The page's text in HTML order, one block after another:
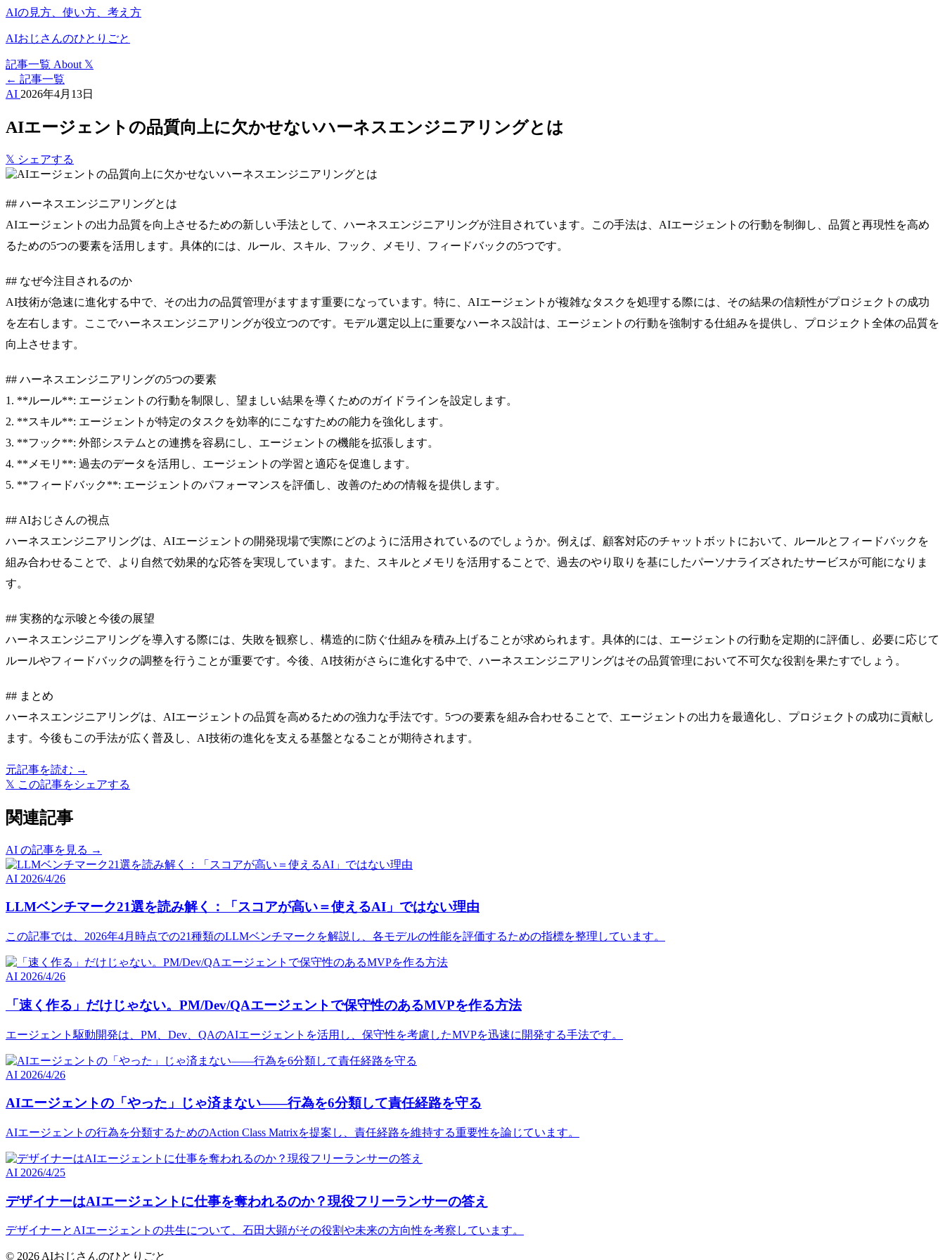
AIの見方、使い方、考え方
AIおじさんのひとりごと
記事一覧 About 𝕏
← 記事一覧
AI 2026年4月13日
AIエージェントの品質向上に欠かせないハーネスエンジニアリングとは
𝕏 シェアする
## ハーネスエンジニアリングとは
AIエージェントの出力品質を向上させるための新しい手法として、ハーネスエンジニアリングが注目されています。この手法は、AIエージェントの行動を制御し、品質と再現性を高め
るための5つの要素を活用します。具体的には、ルール、スキル、フック、メモリ、フィードバックの5つです。
## なぜ今注目されるのか
AI技術が急速に進化する中で、その出力の品質管理がますます重要になっています。特に、AIエージェントが複雑なタスクを処理する際には、その結果の信頼性がプロジェクトの成功
を左右します。ここでハーネスエンジニアリングが役立つのです。モデル選定以上に重要なハーネス設計は、エージェントの行動を強制する仕組みを提供し、プロジェクト全体の品質を
向上させます。
## ハーネスエンジニアリングの5つの要素
1. **ルール**: エージェントの行動を制限し、望ましい結果を導くためのガイドラインを設定します。
2. **スキル**: エージェントが特定のタスクを効率的にこなすための能力を強化します。
3. **フック**: 外部システムとの連携を容易にし、エージェントの機能を拡張します。
4. **メモリ**: 過去のデータを活用し、エージェントの学習と適応を促進します。
5. **フィードバック**: エージェントのパフォーマンスを評価し、改善のための情報を提供します。
## AIおじさんの視点
ハーネスエンジニアリングは、AIエージェントの開発現場で実際にどのように活用されているのでしょうか。例えば、顧客対応のチャットボットにおいて、ルールとフィードバックを
組み合わせることで、より自然で効果的な応答を実現しています。また、スキルとメモリを活用することで、過去のやり取りを基にしたパーソナライズされたサービスが可能になりま
す。
## 実務的な示唆と今後の展望
ハーネスエンジニアリングを導入する際には、失敗を観察し、構造的に防ぐ仕組みを積み上げることが求められます。具体的には、エージェントの行動を定期的に評価し、必要に応じて
ルールやフィードバックの調整を行うことが重要です。今後、AI技術がさらに進化する中で、ハーネスエンジニアリングはその品質管理において不可欠な役割を果たすでしょう。
## まとめ
ハーネスエンジニアリングは、AIエージェントの品質を高めるための強力な手法です。5つの要素を組み合わせることで、エージェントの出力を最適化し、プロジェクトの成功に貢献し
ます。今後もこの手法が広く普及し、AI技術の進化を支える基盤となることが期待されます。
元記事を読む →
𝕏 この記事をシェアする
関連記事
AI の記事を見る →
AI 2026/4/26
LLMベンチマーク21選を読み解く：「スコアが高い＝使えるAI」ではない理由
この記事では、2026年4月時点での21種類のLLMベンチマークを解説し、各モデルの性能を評価するための指標を整理しています。
AI 2026/4/26
「速く作る」だけじゃない。PM/Dev/QAエージェントで保守性のあるMVPを作る方法
エージェント駆動開発は、PM、Dev、QAのAIエージェントを活用し、保守性を考慮したMVPを迅速に開発する手法です。
AI 2026/4/26
AIエージェントの「やった」じゃ済まない――行為を6分類して責任経路を守る
AIエージェントの行為を分類するためのAction Class Matrixを提案し、責任経路を維持する重要性を論じています。
AI 2026/4/25
デザイナーはAIエージェントに仕事を奪われるのか？現役フリーランサーの答え
デザイナーとAIエージェントの共生について、石田大顕がその役割や未来の方向性を考察しています。
© 2026 AIおじさんのひとりごと